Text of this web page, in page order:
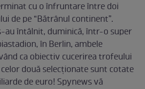
cu o înfruntare între doi
de pe “Bătrânul continent”.
au întâlnit, duminică, într-o super
în Berlin, ambele
ca obiectiv cucerirea trofeului
două selecționate sunt cotate
de euro! Spynews vă